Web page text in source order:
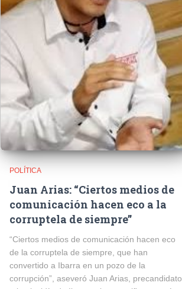
POLÍTICA
Juan Arias: “Ciertos medios de
comunicación hacen eco a la
corruptela de siempre”
“Ciertos medios de comunicación hacen eco
de la corruptela de siempre, que han
convertido a Ibarra en un pozo de la
corrupción”, aseveró Juan Arias, precandidato